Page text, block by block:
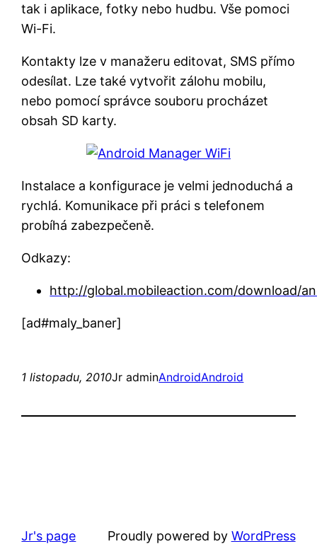
tak i aplikace, fotky nebo hudbu. Vše pomoci
Wi-Fi.
Kontakty lze v manažeru editovat, SMS přímo
odesílat. Lze také vytvořit zálohu mobilu,
nebo pomocí správce souboru procházet
obsah SD karty.
Instalace a konfigurace je velmi jednoduchá a
rychlá. Komunikace při práci s telefonem
probíhá zabezpečeně.
Odkazy:
http://global.mobileaction.com/download/
[ad#maly_baner]
1 listopadu, 2010Jr adminAndroidAndroid
Jr's page Proudly powered by WordPress